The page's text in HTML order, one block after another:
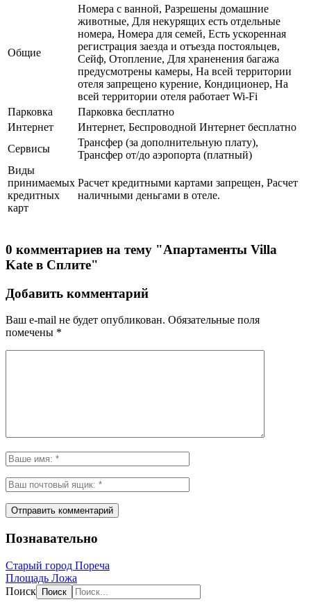
Общие
Номера с ванной, Разрешены домашние
животные, Для некурящих есть отдельные
номера, Номера для семей, Есть ускоренная
регистрация заезда и отъезда постояльцев,
Сейф, Отопление, Для храненения багажа
предусмотрены камеры, На всей территории
отеля запрещено курение, Кондиционер, На
всей территории отеля работает Wi-Fi
Парковка
Парковка бесплатно
Интернет
Интернет, Беспроводной Интернет бесплатно
Сервисы
Трансфер (за дополнительную плату),
Трансфер от/до аэропорта (платный)
Виды
принимаемых
кредитных
карт
Расчет кредитными картами запрещен, Расчет
наличными деньгами в отеле.
0 комментариев на тему "Апартаменты Villa
Kate в Сплите"
Добавить комментарий
Ваш e-mail не будет опубликован. Обязательные поля
помечены *
Познавательно
Старый город Пореча
Площадь Ложа
Поиск